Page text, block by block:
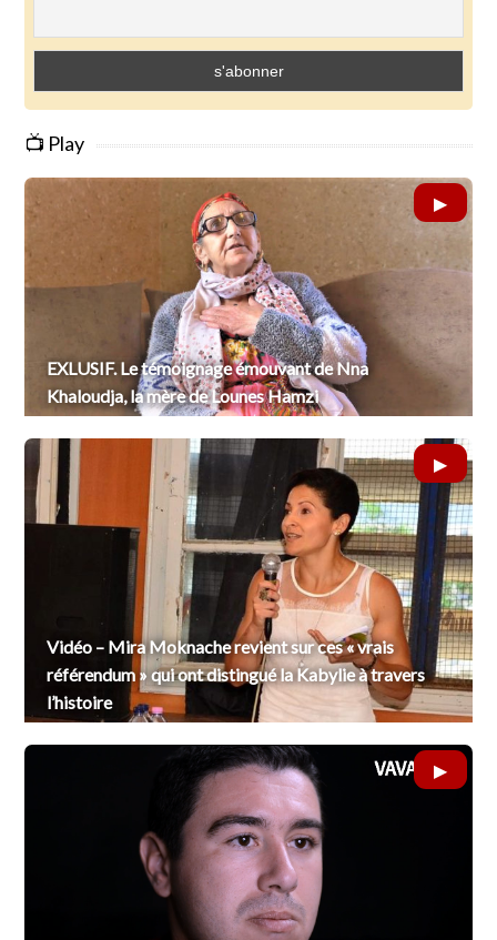
📺 Play
EXLUSIF. Le témoignage émouvant de Nna
Khaloudja, la mère de Lounes Hamzi
Vidéo – Mira Moknache revient sur ces « vrais
référendum » qui ont distingué la Kabylie à travers
l’histoire